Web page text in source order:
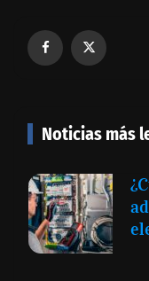
Noticias más